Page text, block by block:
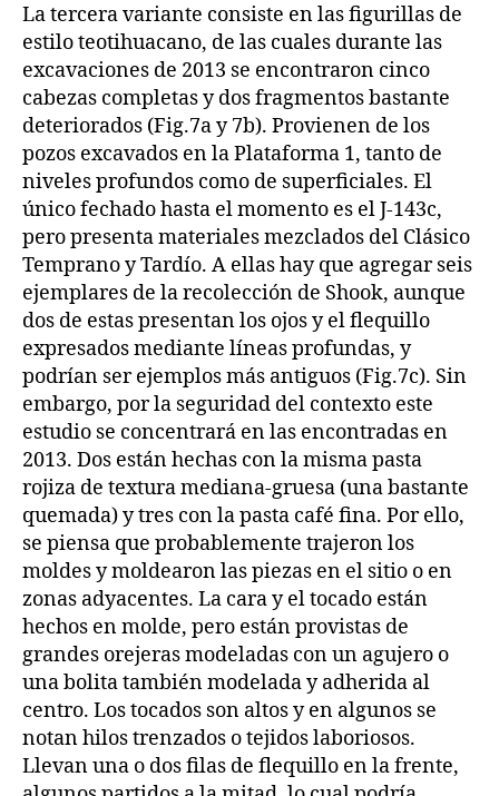
La tercera variante consiste en las figurillas de
estilo teotihuacano, de las cuales durante las
excavaciones de 2013 se encontraron cinco
cabezas completas y dos fragmentos bastante
deteriorados (Fig.7a y 7b). Provienen de los
pozos excavados en la Plataforma 1, tanto de
niveles profundos como de superficiales. El
único fechado hasta el momento es el J-143c,
pero presenta materiales mezclados del Clásico
Temprano y Tardío. A ellas hay que agregar seis
ejemplares de la recolección de Shook, aunque
dos de estas presentan los ojos y el flequillo
expresados mediante líneas profundas, y
podrían ser ejemplos más antiguos (Fig.7c). Sin
embargo, por la seguridad del contexto este
estudio se concentrará en las encontradas en
2013. Dos están hechas con la misma pasta
rojiza de textura mediana-gruesa (una bastante
quemada) y tres con la pasta café fina. Por ello,
se piensa que probablemente trajeron los
moldes y moldearon las piezas en el sitio o en
zonas adyacentes. La cara y el tocado están
hechos en molde, pero están provistas de
grandes orejeras modeladas con un agujero o
una bolita también modelada y adherida al
centro. Los tocados son altos y en algunos se
notan hilos trenzados o tejidos laboriosos.
Llevan una o dos filas de flequillo en la frente,